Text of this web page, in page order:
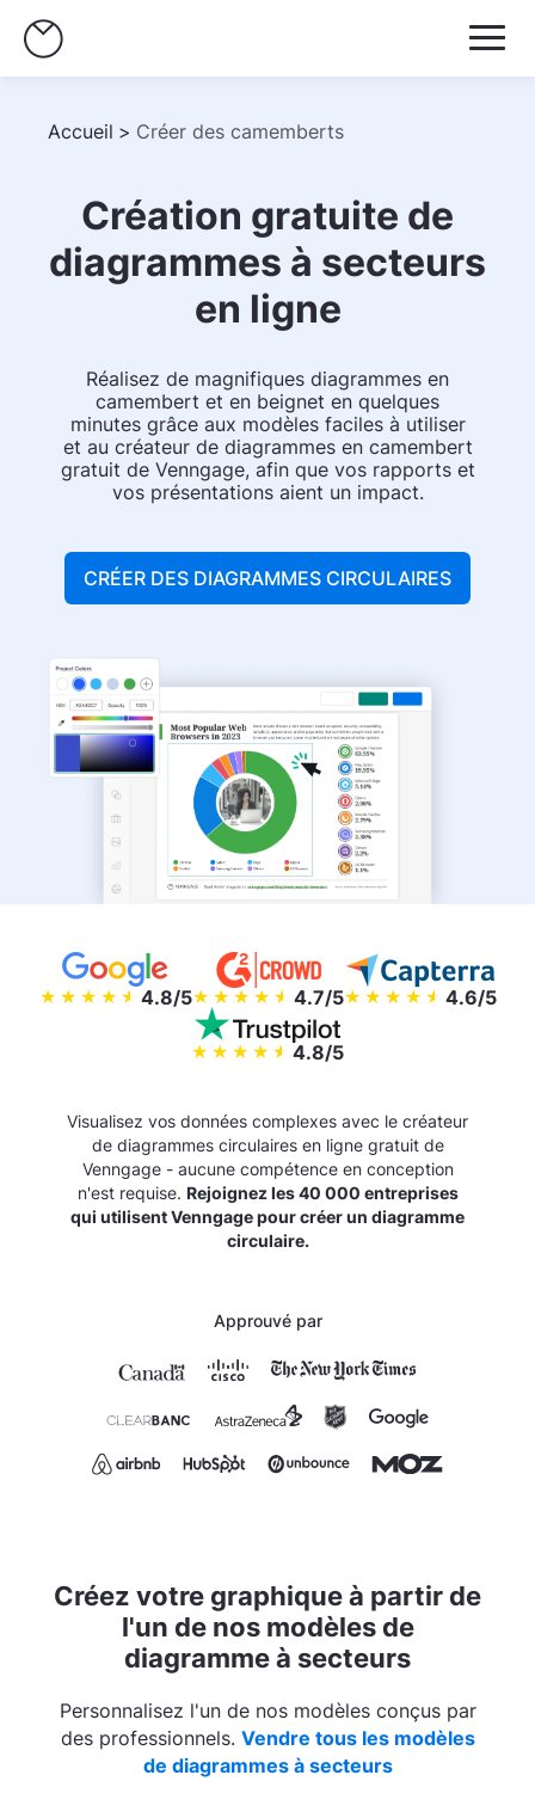
Accueil > Créer des camemberts
Création gratuite de
diagrammes à secteurs
en ligne
Réalisez de magnifiques diagrammes en
camembert et en beignet en quelques
minutes grâce aux modèles faciles à utiliser
et au créateur de diagrammes en camembert
gratuit de Venngage, afin que vos rapports et
vos présentations aient un impact.
CRÉER DES DIAGRAMMES CIRCULAIRES
4.8/5 4.7/5 4.6/5
4.8/5
Visualisez vos données complexes avec le créateur
de diagrammes circulaires en ligne gratuit de
Venngage - aucune compétence en conception
n'est requise. Rejoignez les 40 000 entreprises
qui utilisent Venngage pour créer un diagramme
circulaire.
Approuvé par
Créez votre graphique à partir de
l'un de nos modèles de
diagramme à secteurs
Personnalisez l'un de nos modèles conçus par
des professionnels. Vendre tous les modèles
de diagrammes à secteurs